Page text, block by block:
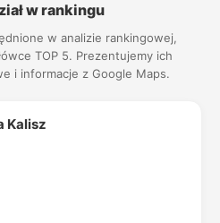
w rankingu
w analizie rankingowej,
TOP 5. Prezentujemy ich
i informacje z Google Maps.
Kalisz